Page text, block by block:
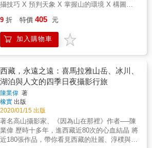
攝技巧 X 預判天象 X 掌握山的環境 X 構圖設
晨昏、銀河、山中祕境、雲海、夜景 ◆ 以實拍
作品呈現台灣山林絕景之美，分享各種拍攝實
戰經驗 ◆ 帶你掌握最重要的4件事：如何預判
家的攝影練成之路，點出初、中、進階玩家需
做的準備與學習重點 ◆ 各主題還有加強學習：
針對不同季節、時間點、拍攝目標，完整剖析
山林風景攝影的要領 這是一位日夜逐山林之美
的攝影師寫下的自學筆記彙整，教你在小小的
框景方間，捕捉想要的畫面。 本書將台灣絕景
分為「四季的奇幻旅程」、「星空銀河之天地
探索」、「晨昏的夢想之旅」、「尋覓山林秘
境」、「雲與海的波濤」、「回歸最初的起
9 折 特價 405 元
加入購物車
西藏，永遠之遠：喜馬拉雅山岳、冰川、
湖泊與人文的四季日夜攝影行旅
陳業偉 著
橡實 出版
2020/01/15 出版
著名高山攝影家、《因為山在那裡》作者──陳
業偉 歷時十多年，進西藏近80次的心血結晶 將
近180張作品，帶你看見西藏的壯麗、淳樸與荒